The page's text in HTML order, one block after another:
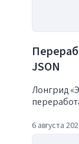
JSON
Лонгрид
6 августа